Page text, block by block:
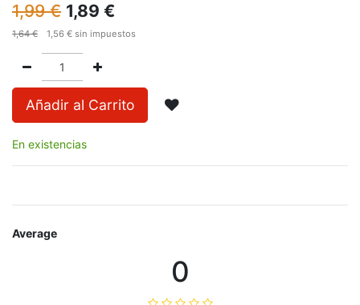
1,99€ 1,89 €
1,64€ 1,56 € sin impuestos
Añadir al Carrito
En existencias
Average
0